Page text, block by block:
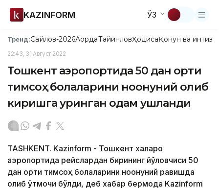
KAZINFORM ЎЗ
Тренд:Сайлов-2026АқордаТайинловҲодисаҚонун ва
22:43, 31 Август 2022
Тошкент аэропортида 50 дан ортиқ
тимсоҳ болаларини ноқонуний олиб
киришга уринган одам ушланди
TASHKENT. Kazinform - Тошкент халқаро
аэропортида рейслардан бирининг йўловчиси 50
дан ортиқ тимсоҳ болаларини ноқонуний равишда
олиб ўтмоқчи бўлди, деб хабар бермоқда Kazinform